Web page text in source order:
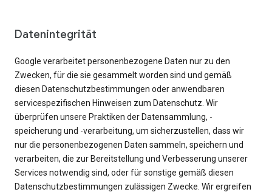
Datenintegrität
Google verarbeitet personenbezogene Daten nur zu den
Zwecken, für die sie gesammelt worden sind und gemäß
diesen Datenschutzbestimmungen oder anwendbaren
servicespezifischen Hinweisen zum Datenschutz. Wir
überprüfen unsere Praktiken der Datensammlung, -
speicherung und -verarbeitung, um sicherzustellen, dass wir
nur die personenbezogenen Daten sammeln, speichern und
verarbeiten, die zur Bereitstellung und Verbesserung unserer
Services notwendig sind, oder für sonstige gemäß diesen
Datenschutzbestimmungen zulässigen Zwecke. Wir ergreifen